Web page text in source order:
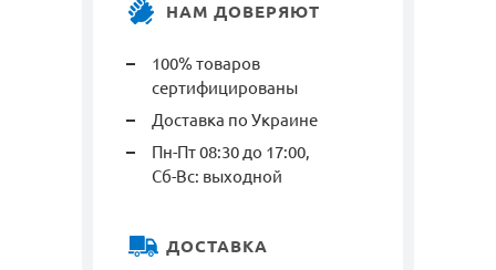
НАМ ДОВЕРЯЮТ
100% товаров
сертифицированы
Доставка по Украине
Пн-Пт 08:30 до 17:00,
Сб-Вс: выходной
ДОСТАВКА